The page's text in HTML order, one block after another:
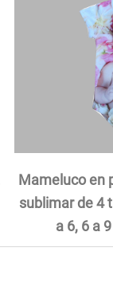
Mameluco en
sublimar de 4
a 6, 6 a